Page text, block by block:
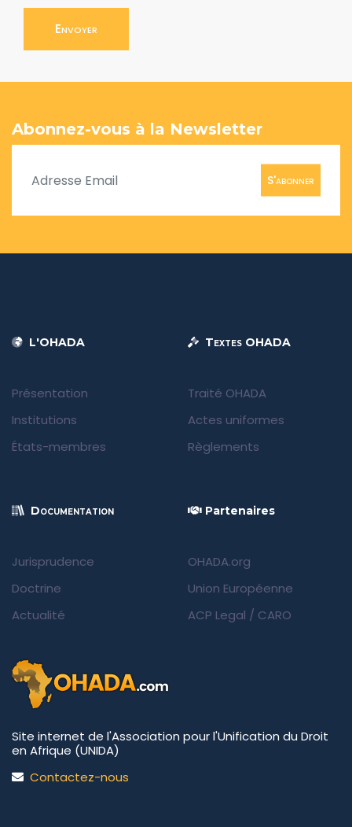
Envoyer
Abonnez-vous à la Newsletter
S'abonner
L'OHADA
Présentation
Institutions
États-membres
Textes OHADA
Traité OHADA
Actes uniformes
Règlements
Documentation
Jurisprudence
Doctrine
Actualité
Partenaires
OHADA.org
Union Européenne
ACP Legal / CARO
Site internet de l'Association pour l'Unification du Droit
en Afrique (UNIDA)
Contactez-nous